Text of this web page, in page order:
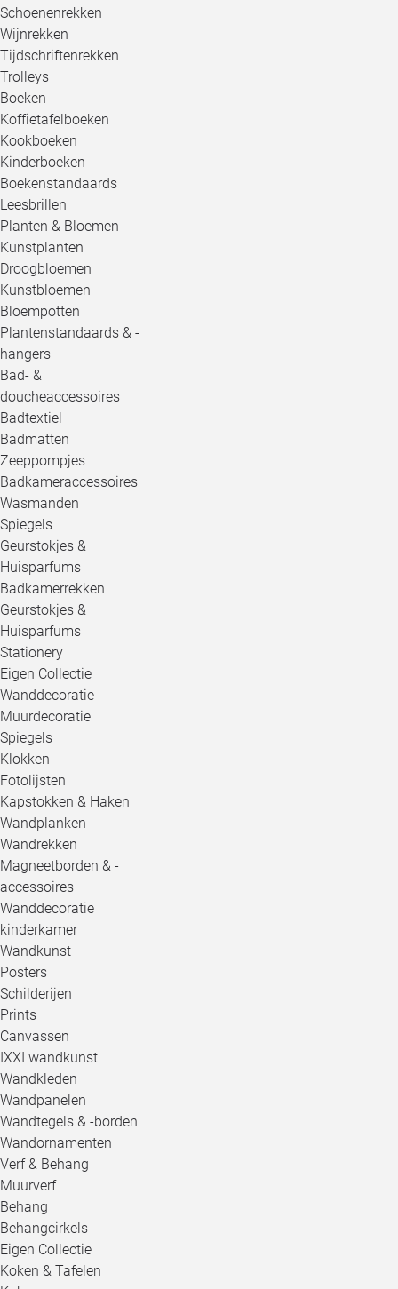
Schoenenrekken
Wijnrekken
Tijdschriftenrekken
Trolleys
Boeken
Koffietafelboeken
Kookboeken
Kinderboeken
Boekenstandaards
Leesbrillen
Planten & Bloemen
Kunstplanten
Droogbloemen
Kunstbloemen
Bloempotten
Plantenstandaards & -
hangers
Bad- &
doucheaccessoires
Badtextiel
Badmatten
Zeeppompjes
Badkameraccessoires
Wasmanden
Spiegels
Geurstokjes &
Huisparfums
Badkamerrekken
Geurstokjes &
Huisparfums
Stationery
Eigen Collectie
Wanddecoratie
Muurdecoratie
Spiegels
Klokken
Fotolijsten
Kapstokken & Haken
Wandplanken
Wandrekken
Magneetborden & -
accessoires
Wanddecoratie
kinderkamer
Wandkunst
Posters
Schilderijen
Prints
Canvassen
IXXI wandkunst
Wandkleden
Wandpanelen
Wandtegels & -borden
Wandornamenten
Verf & Behang
Muurverf
Behang
Behangcirkels
Eigen Collectie
Koken & Tafelen